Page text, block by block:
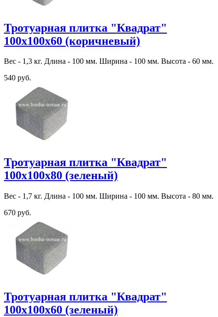
Тротуарная плитка "Квадрат"
100х100х60 (коричневый)
Вес - 1,3 кг. Длина - 100 мм. Ширина - 100 мм. Высота - 60 мм.
540 руб.
Тротуарная плитка "Квадрат"
100х100х80 (зеленый)
Вес - 1,7 кг. Длина - 100 мм. Ширина - 100 мм. Высота - 80 мм.
670 руб.
Тротуарная плитка "Квадрат"
100х100х60 (зеленый)